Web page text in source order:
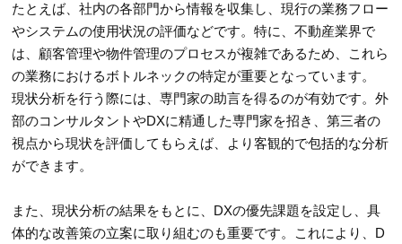
たとえば、社内の各部門から情報を収集し、現行の業務フロー
やシステムの使用状況の評価などです。特に、不動産業界で
は、顧客管理や物件管理のプロセスが複雑であるため、これら
の業務におけるボトルネックの特定が重要となっています。
現状分析を行う際には、専門家の助言を得るのが有効です。外
部のコンサルタントやDXに精通した専門家を招き、第三者の
視点から現状を評価してもらえば、より客観的で包括的な分析
ができます。
また、現状分析の結果をもとに、DXの優先課題を設定し、具
体的な改善策の立案に取り組むのも重要です。これにより、D